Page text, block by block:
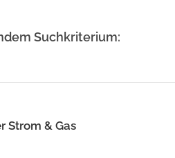
Suchkriterium:
Strom & Gas